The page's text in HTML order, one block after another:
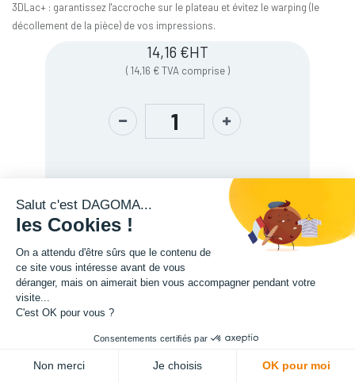
3DLac+ : garantissez l'accroche sur le plateau et évitez le warping (le
décollement de la pièce) de vos impressions.
14,16 €HT
( 14,16 € TVA comprise )
Description
Salut c'est DAGOMA...
les Cookies !
On a attendu d'être sûrs que le contenu de
ce site vous intéresse avant de vous
déranger, mais on aimerait bien vous accompagner pendant votre
visite...
C'est OK pour vous ?
Consentements certifiés par
Non merci Je choisis OK pour moi